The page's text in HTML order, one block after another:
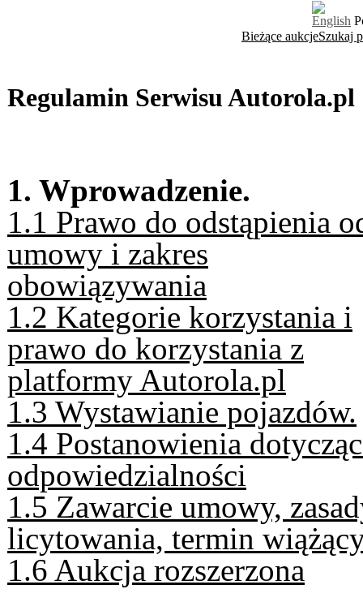
English
Bieżące aukcjeSzukaj
Regulamin Serwisu Autorola.pl
1. Wprowadzenie.
1.1 Prawo do odstąpienia
umowy i zakres
obowiązywania
1.2 Kategorie korzystania i
prawo do korzystania z
platformy Autorola.pl
1.3 Wystawianie pojazdów.
1.4 Postanowienia
odpowiedzialności
1.5 Zawarcie umowy,
licytowania, termin
1.6 Aukcja rozszerzona